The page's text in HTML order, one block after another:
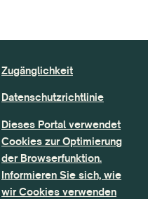
Zugänglichkeit
Datenschutzrichtlinie
Dieses Portal verwendet
Cookies zur Optimierung
der Browserfunktion.
Informieren Sie sich, wie
wir Cookies verwenden